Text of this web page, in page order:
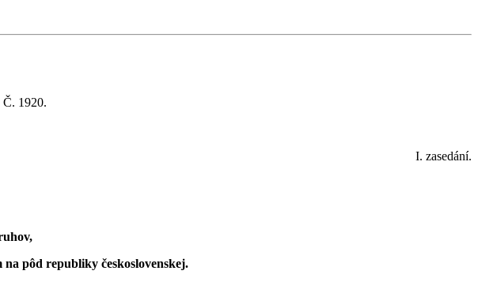
Č. 1920.
I. zasedání.
pôd republiky československej.